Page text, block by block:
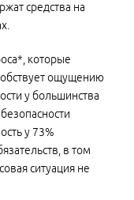
средства на
которые
ощущению
у большинства
у 73%
в том
ситуация не